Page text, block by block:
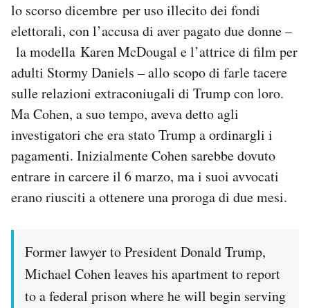
Newsletter
Notifiche mobile
Esci
lo scorso dicembre per uso illecito dei fondi
elettorali, con l’accusa di aver pagato due donne –
la modella Karen McDougal e l’attrice di film per
adulti Stormy Daniels – allo scopo di farle tacere
sulle relazioni extraconiugali di Trump con loro.
Ma Cohen, a suo tempo, aveva detto agli
investigatori che era stato Trump a ordinargli i
pagamenti. Inizialmente Cohen sarebbe dovuto
entrare in carcere il 6 marzo, ma i suoi avvocati
erano riusciti a ottenere una proroga di due mesi.
Former lawyer to President Donald Trump,
Michael Cohen leaves his apartment to report
to a federal prison where he will begin serving